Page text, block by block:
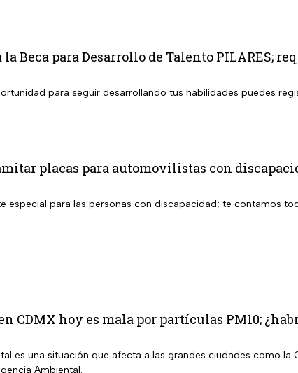
Beca para Desarrollo de Talento PILARES;
para seguir desarrollando tus habilidades puedes
placas para automovilistas con
especial para las personas con discapacidad; te contamos
CDMX hoy es mala por partículas PM10;
es una situación que afecta a las grandes ciudades como la
Ambiental.